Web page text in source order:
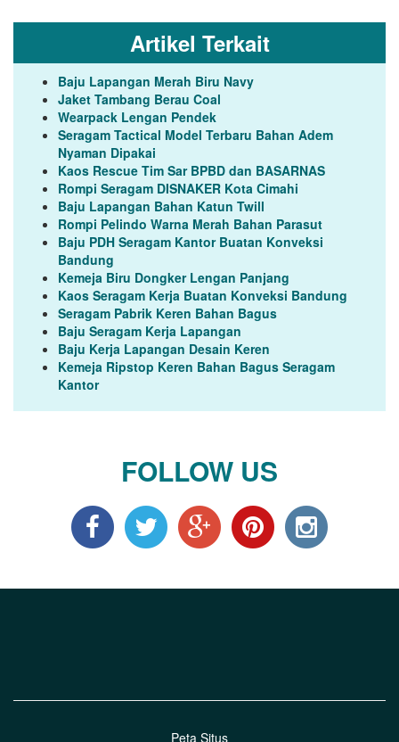
Artikel Terkait
Baju Lapangan Merah Biru Navy
Jaket Tambang Berau Coal
Wearpack Lengan Pendek
Seragam Tactical Model Terbaru Bahan Adem
Nyaman Dipakai
Kaos Rescue Tim Sar BPBD dan BASARNAS
Rompi Seragam DISNAKER Kota Cimahi
Baju Lapangan Bahan Katun Twill
Rompi Pelindo Warna Merah Bahan Parasut
Baju PDH Seragam Kantor Buatan Konveksi
Bandung
Kemeja Biru Dongker Lengan Panjang
Kaos Seragam Kerja Buatan Konveksi Bandung
Seragam Pabrik Keren Bahan Bagus
Baju Seragam Kerja Lapangan
Baju Kerja Lapangan Desain Keren
Kemeja Ripstop Keren Bahan Bagus Seragam
Kantor
FOLLOW US
Peta Situs